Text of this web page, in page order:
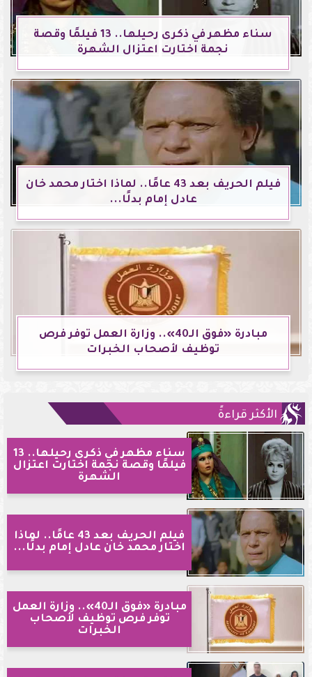
سناء مظهر في ذكرى رحيلها.. 13 فيلمًا وقصة
نجمة اختارت اعتزال الشهرة
فيلم الحريف بعد 43 عامًا.. لماذا اختار محمد خان
عادل إمام بدلًا...
مبادرة «فوق الـ40».. وزارة العمل توفر فرص
توظيف لأصحاب الخبرات
الأكثر قراءةً
سناء مظهر في ذكرى رحيلها.. 13
فيلمًا وقصة نجمة اختارت اعتزال
الشهرة
فيلم الحريف بعد 43 عامًا.. لماذا
اختار محمد خان عادل إمام بدلًا...
مبادرة «فوق الـ40».. وزارة العمل
توفر فرص توظيف لأصحاب
الخبرات